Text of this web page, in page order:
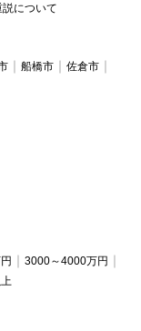
説について
船橋市
佐倉市
3000～4000万円